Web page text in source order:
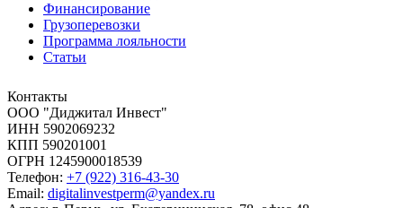
Финансирование
Грузоперевозки
Программа лояльности
Статьи
Контакты
ООО "Диджитал Инвест"
ИНН 5902069232
КПП 590201001
ОГРН 1245900018539
Телефон: +7 (922) 316-43-30
Email: digitalinvestperm@yandex.ru